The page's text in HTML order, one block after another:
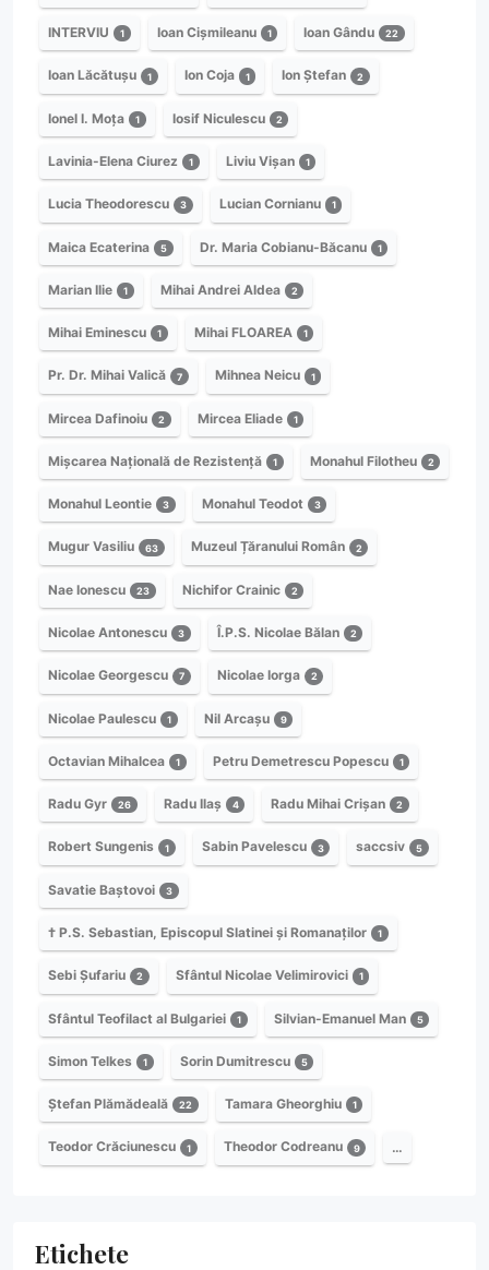
INTERVIU 1 Ioan Cișmileanu 1 Ioan Gându 22
Ioan Lăcătușu 1 Ion Coja 1 Ion Ștefan 2
Ionel I. Moța 1 Iosif Niculescu 2
Lavinia-Elena Ciurez 1 Liviu Vișan 1
Lucia Theodorescu 3 Lucian Cornianu 1
Maica Ecaterina 5 Dr. Maria Cobianu-Băcanu 1
Marian Ilie 1 Mihai Andrei Aldea 2
Mihai Eminescu 1 Mihai FLOAREA 1
Pr. Dr. Mihai Valică 7 Mihnea Neicu 1
Mircea Dafinoiu 2 Mircea Eliade 1
Mișcarea Națională de Rezistență 1 Monahul Filotheu 2
Monahul Leontie 3 Monahul Teodot 3
Mugur Vasiliu 63 Muzeul Țăranului Român 2
Nae Ionescu 23 Nichifor Crainic 2
Nicolae Antonescu 3 Î.P.S. Nicolae Bălan 2
Nicolae Georgescu 7 Nicolae Iorga 2
Nicolae Paulescu 1 Nil Arcașu 9
Octavian Mihalcea 1 Petru Demetrescu Popescu 1
Radu Gyr 26 Radu Ilaș 4 Radu Mihai Crișan 2
Robert Sungenis 1 Sabin Pavelescu 3 saccsiv 5
Savatie Baștovoi 3
† P.S. Sebastian, Episcopul Slatinei și Romanaților 1
Sebi Șufariu 2 Sfântul Nicolae Velimirovici 1
Sfântul Teofilact al Bulgariei 1 Silvian-Emanuel Man 5
Simon Telkes 1 Sorin Dumitrescu 5
Ștefan Plămădeală 22 Tamara Gheorghiu 1
Teodor Crăciunescu 1 Theodor Codreanu 9 …
Etichete